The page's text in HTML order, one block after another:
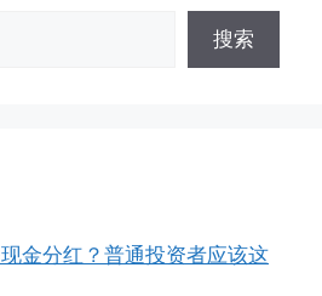
搜索
金分红？普通投资者应该这